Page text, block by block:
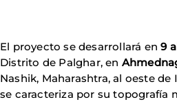
El proyecto se desarrollará en9
Distrito de Palghar, en
Nashik, Maharashtra, al oeste de
se caracteriza por su topografía